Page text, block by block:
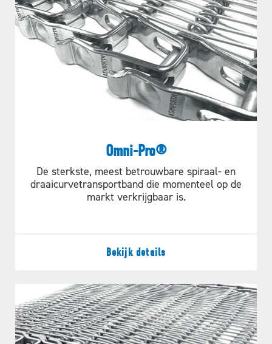
Omni-Pro®
De sterkste, meest betrouwbare spiraal- en
draaicurvetransportband die momenteel op de
markt verkrijgbaar is.
Bekijk details